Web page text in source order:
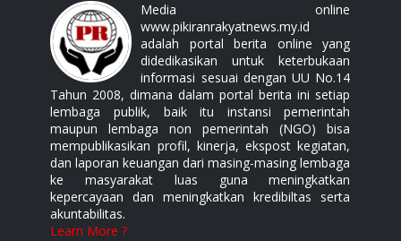
Media online
www.pikiranrakyatnews.my.id
adalah portal berita online yang
didedikasikan untuk keterbukaan
informasi sesuai dengan UU No.14
Tahun 2008, dimana dalam portal berita ini setiap
lembaga publik, baik itu instansi pemerintah
maupun lembaga non pemerintah (NGO) bisa
mempublikasikan profil, kinerja, ekspost kegiatan,
dan laporan keuangan dari masing-masing lembaga
ke masyarakat luas guna meningkatkan
kepercayaan dan meningkatkan kredibiltas serta
akuntabilitas.
Learn More ?